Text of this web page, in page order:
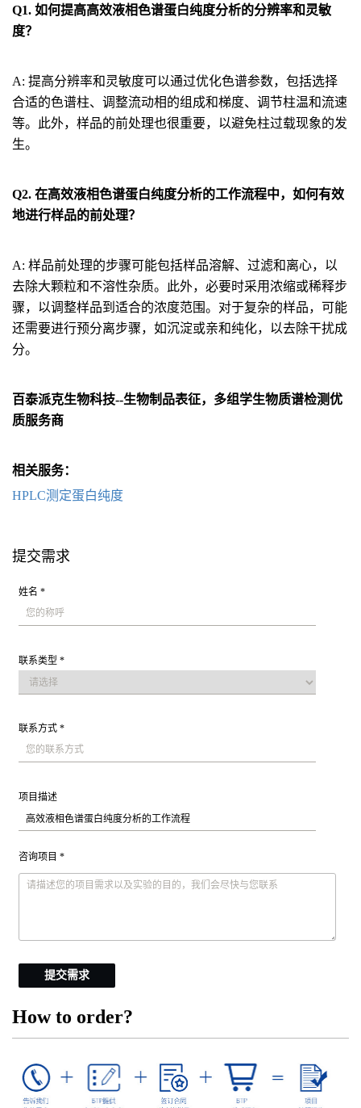
Q1. 如何提高高效液相色谱蛋白纯度分析的分辨率和灵敏
度？
A: 提高分辨率和灵敏度可以通过优化色谱参数，包括选择
合适的色谱柱、调整流动相的组成和梯度、调节柱温和流速
等。此外，样品的前处理也很重要，以避免柱过载现象的发
生。
Q2. 在高效液相色谱蛋白纯度分析的工作流程中，如何有效
地进行样品的前处理？
A: 样品前处理的步骤可能包括样品溶解、过滤和离心，以
去除大颗粒和不溶性杂质。此外，必要时采用浓缩或稀释步
骤，以调整样品到适合的浓度范围。对于复杂的样品，可能
还需要进行预分离步骤，如沉淀或亲和纯化，以去除干扰成
分。
百泰派克生物科技--生物制品表征，多组学生物质谱检测优
质服务商
相关服务：
HPLC测定蛋白纯度
提交需求
姓名 *
联系类型 *
联系方式 *
项目描述
咨询项目 *
提交需求
How to order?